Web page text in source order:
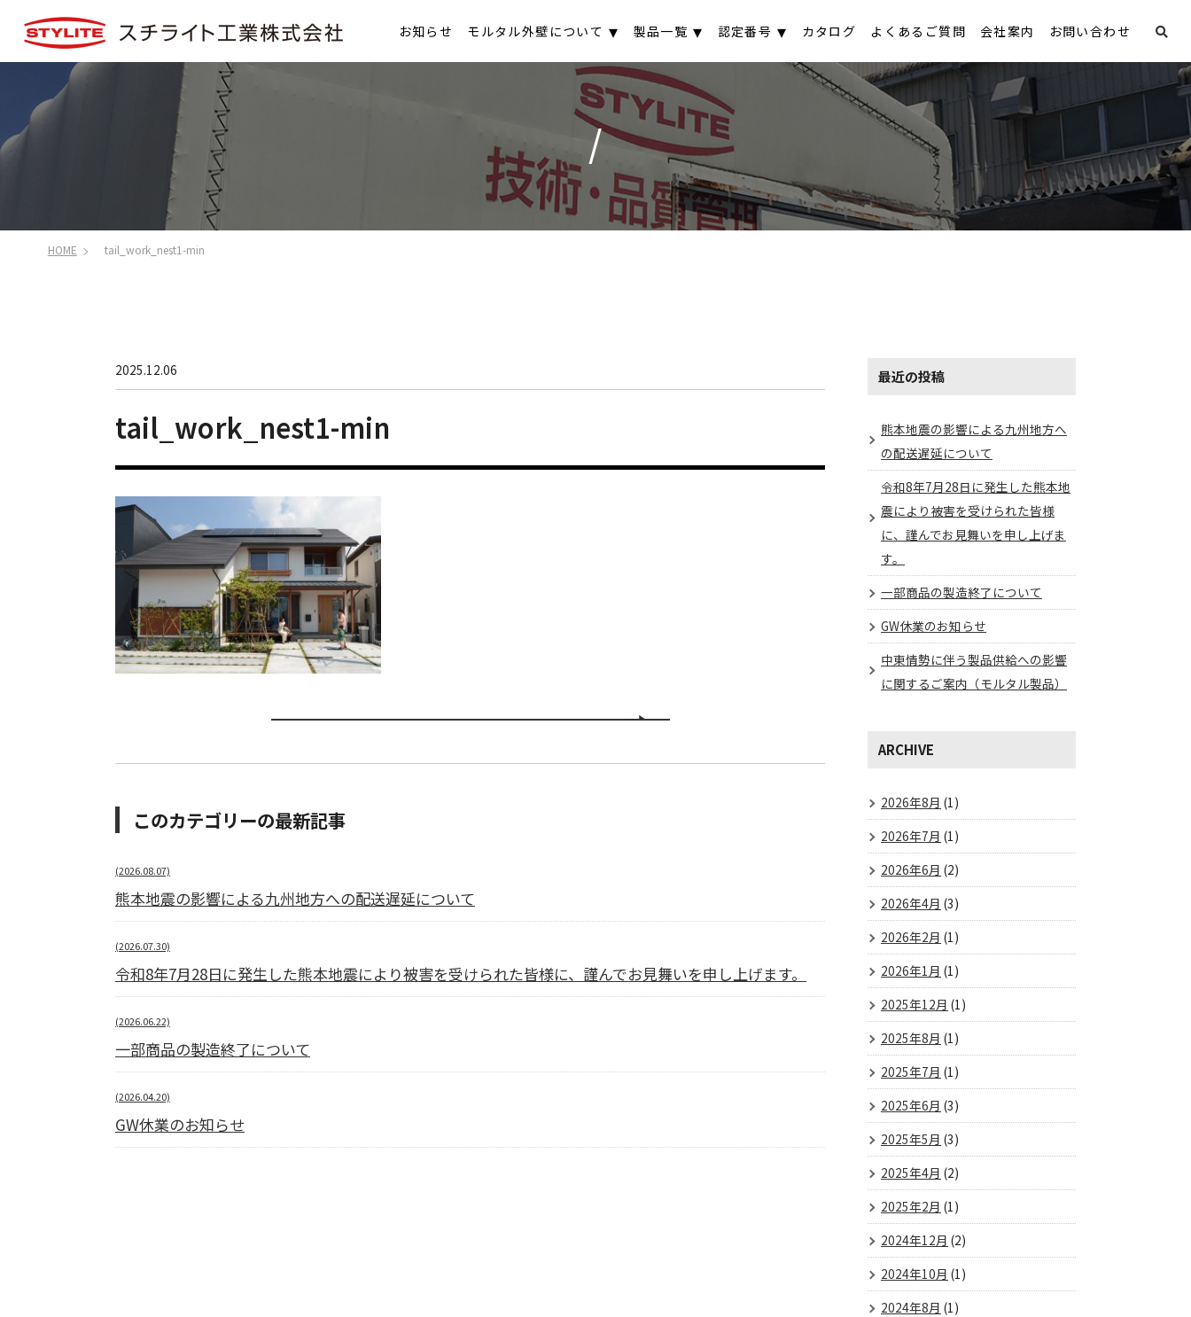
お知らせ モルタル外壁について 製品一覧 認定番号 カタログ よくあるご質問 会社案内 お問い合わせ
/
HOME tail_work_nest1-min
2025.12.06
tail_work_nest1-min
このカテゴリーの最新記事
(2026.08.07)
熊本地震の影響による九州地方への配送遅延について
(2026.07.30)
令和8年7月28日に発生した熊本地震により被害を受けられた皆様に、謹んでお見舞いを申し上げます。
(2026.06.22)
一部商品の製造終了について
(2026.04.20)
GW休業のお知らせ
最近の投稿
熊本地震の影響による九州地方へ
の配送遅延について
令和8年7月28日に発生した熊本地
震により被害を受けられた皆様
に、謹んでお見舞いを申し上げま
す。
一部商品の製造終了について
GW休業のお知らせ
中東情勢に伴う製品供給への影響
に関するご案内（モルタル製品）
ARCHIVE
2026年8月 (1)
2026年7月 (1)
2026年6月 (2)
2026年4月 (3)
2026年2月 (1)
2026年1月 (1)
2025年12月 (1)
2025年8月 (1)
2025年7月 (1)
2025年6月 (3)
2025年5月 (3)
2025年4月 (2)
2025年2月 (1)
2024年12月 (2)
2024年10月 (1)
2024年8月 (1)